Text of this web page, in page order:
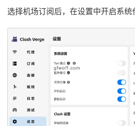
选择机场订阅后，在设置中开启系统